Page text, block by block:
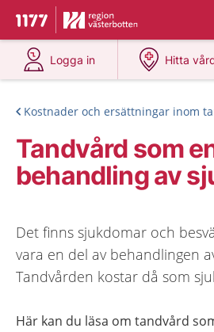
Till startsidan för 1177
Du har valt region
Logga in
på 1177.se
Hitta
på
Kostnader och ersättningar inom
Tandvård som
behandling av
Det finns sjukdomar och
vara en del av behandlingen
Tandvården kostar då som
Här kan du läsa om tandvård